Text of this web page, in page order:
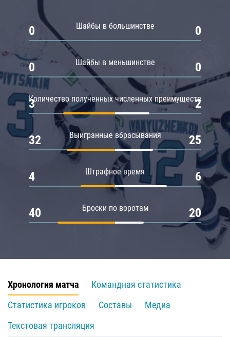
Шайбы в большинстве
0 0
Шайбы в меньшинстве
0 0
Количество полученных численных преимуществ
3 2
Выигранные вбрасывания
32 25
Штрафное время
4 6
Броски по воротам
40 20
Хронология матча
Командная статистика
Статистика игроков
Составы
Медиа
Текстовая трансляция